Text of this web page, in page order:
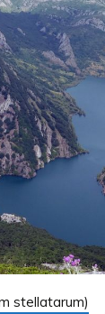
stellatarum)